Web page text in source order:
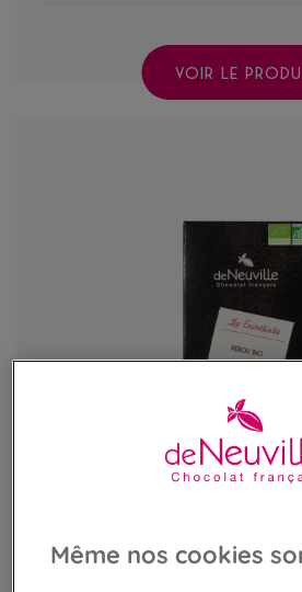
VOIR LE
Pâte de cacao BIO
Même nos cookies